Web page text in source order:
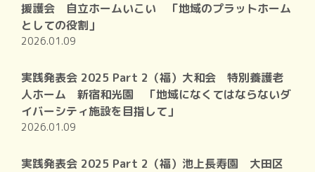
援護会 自立ホームいこい 「地域のプラットホーム
としての役割」
2026.01.09
実践発表会 2025 Part 2（福）大和会 特別養護老
人ホーム 新宿和光園 「地域になくてはならないダ
イバーシティ施設を目指して」
2026.01.09
実践発表会 2025 Part 2（福）池上長寿園 大田区